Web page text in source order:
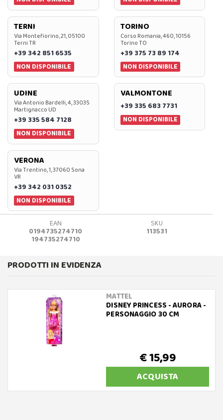
TERNI
Via Montefiorino, 21, 05100
Terni TR
+39 342 851 6535
NON DISPONIBILE
TORINO
Corso Romania, 460, 10156
Torino TO
+39 375 73 89 174
NON DISPONIBILE
UDINE
Via Antonio Bardelli, 4, 33035
Martignacco UD
+39 335 584 7128
NON DISPONIBILE
VALMONTONE
+39 335 683 7731
NON DISPONIBILE
VERONA
Via Trentino, 1, 37060 Sona
VR
+39 342 031 0352
NON DISPONIBILE
EAN
0194735274710
194735274710
SKU
113531
PRODOTTI IN EVIDENZA
MATTEL
DISNEY PRINCESS - AURORA -
PERSONAGGIO 30 CM
€ 15,99
ACQUISTA